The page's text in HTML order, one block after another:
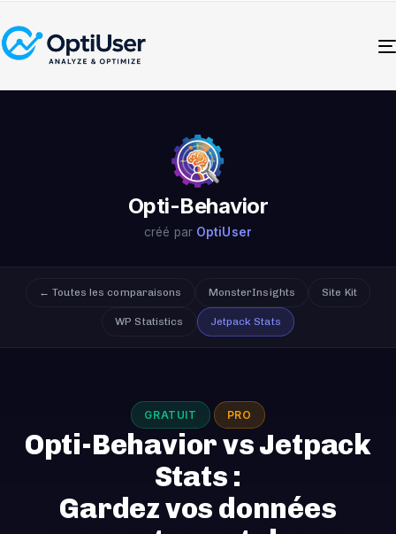
Opti-Behavior
créé par OptiUser
← Toutes les comparaisons MonsterInsights Site Kit
WP Statistics Jetpack Stats
GRATUIT PRO
Opti-Behavior vs Jetpack
Stats :
Gardez vos données